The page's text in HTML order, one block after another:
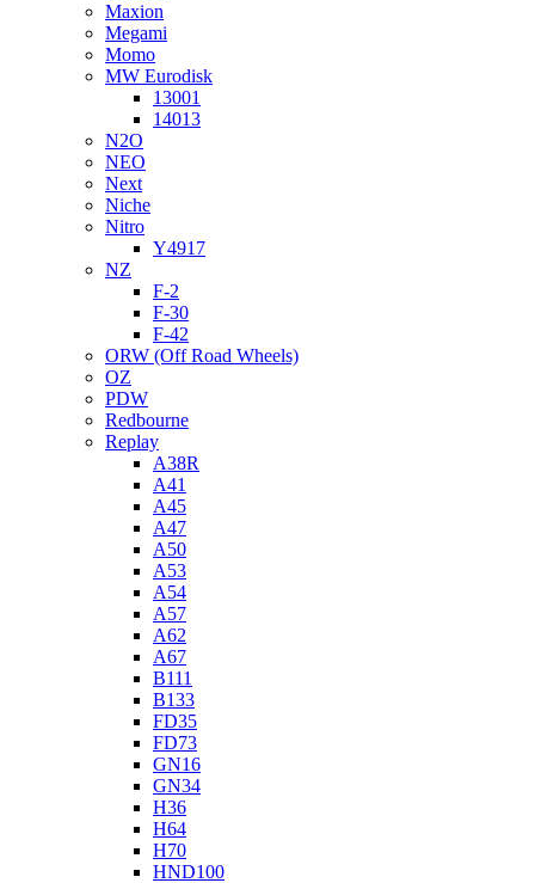
Maxion
Megami
Momo
MW Eurodisk
13001
14013
N2O
NEO
Next
Niche
Nitro
Y4917
NZ
F-2
F-30
F-42
ORW (Off Road Wheels)
OZ
PDW
Redbourne
Replay
A38R
A41
A45
A47
A50
A53
A54
A57
A62
A67
B111
B133
FD35
FD73
GN16
GN34
H36
H64
H70
HND100